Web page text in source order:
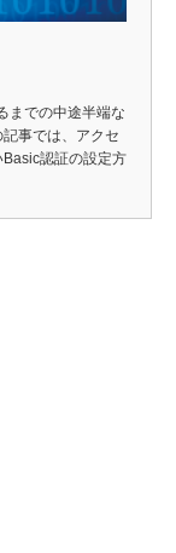
までの中途半端な
事では、アクセ
認証の設定方